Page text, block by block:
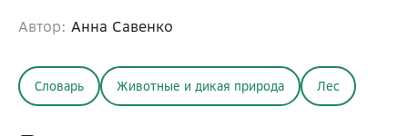
Автор: Анна Савенко
Словарь Животные и дикая природа Лес